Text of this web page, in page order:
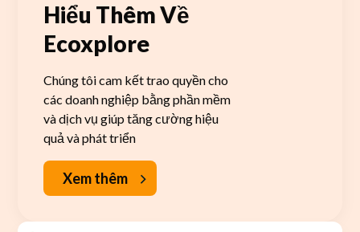
Hiểu Thêm Về
Ecoxplore
Chúng tôi cam kết trao quyền cho
các doanh nghiệp bằng phần mềm
và dịch vụ giúp tăng cường hiệu
quả và phát triển
Xem thêm